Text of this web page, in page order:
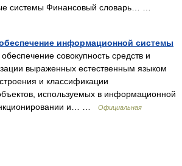
системы Финансовый словарь… …
информационной системы
совокупность средств и
выраженных естественным языком
и классификации
используемых в информационной
и… …
Официальная